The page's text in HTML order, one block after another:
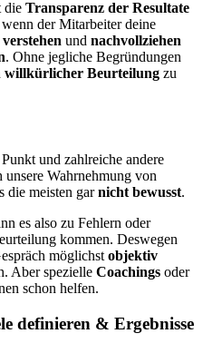
die Transparenz der Resultate
der Mitarbeiter deine
verstehen und nachvollziehen
. Ohne jegliche Begründungen
willkürlicher Beurteilung zu
und zahlreiche andere
unsere Wahrnehmung von
die meisten garnicht bewusst.
es also zu Fehlern oder
kommen. Deswegen
möglichst objektiv
Aber spezielle Coachings oder
schon helfen.
definieren & Ergebnisse